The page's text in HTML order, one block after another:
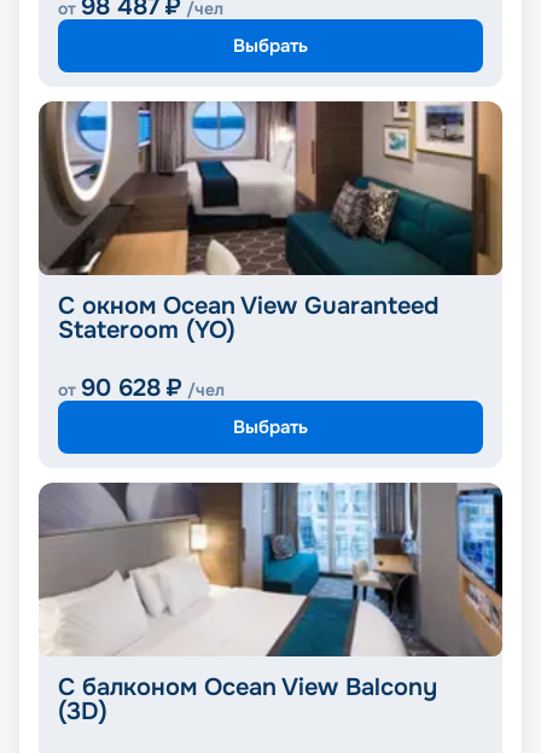
от 98 487 ₽ /чел
Выбрать
С окном Ocean View Guaranteed
Stateroom (YO)
от 90 628 ₽ /чел
Выбрать
С балконом Ocean View Balcony
(3D)